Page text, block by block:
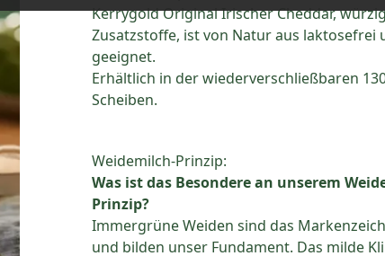
Kerrygold Original Irischer Cheddar,
Zusatzstoffe, ist von Natur aus laktosefrei
geeignet.
Erhältlich in der wiederverschließbaren
Scheiben.
Weidemilch-Prinzip:
Was ist das Besondere an unserem
Prinzip?
Immergrüne Weiden sind das
und bilden unser Fundament. Das milde